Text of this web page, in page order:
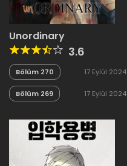
Unordinary
3.6
Bölüm 270 17 Eylül 2024
Bölüm 269 17 Eylül 2024